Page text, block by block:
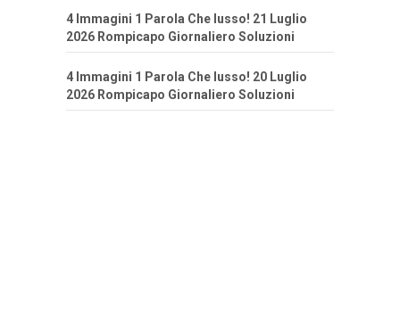
4 Immagini 1 Parola Che lusso! 21 Luglio
2026 Rompicapo Giornaliero Soluzioni
4 Immagini 1 Parola Che lusso! 20 Luglio
2026 Rompicapo Giornaliero Soluzioni